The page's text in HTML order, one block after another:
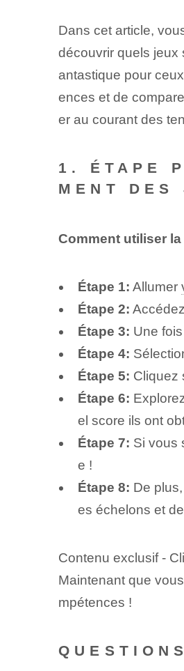
Dans cet article,
découvrir quels jeux
antastique pour
ences et de
er au courant des
1. ÉTAPE
MENT DES
Comment utiliser
Étape 1: Allumer
Étape 2:
Étape 3: Une
Étape 4:
Étape 5: Cliquez
Étape 6:
el score ils ont
Étape 7: Si vous
e !
Étape 8: De
es échelons et
Contenu exclusif -
Maintenant que
mpétences !